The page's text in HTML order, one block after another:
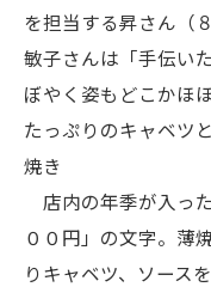
を担当する昇さん（
敏子さんは「手伝い
ぼやく姿もどこかほ
たっぷりのキャベツ
焼き
店内の年季が入っ
００円」の文字。薄
りキャベツ、ソース